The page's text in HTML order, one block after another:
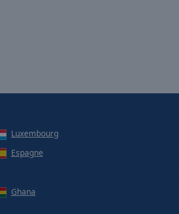
Luxembourg
Espagne
Ghana